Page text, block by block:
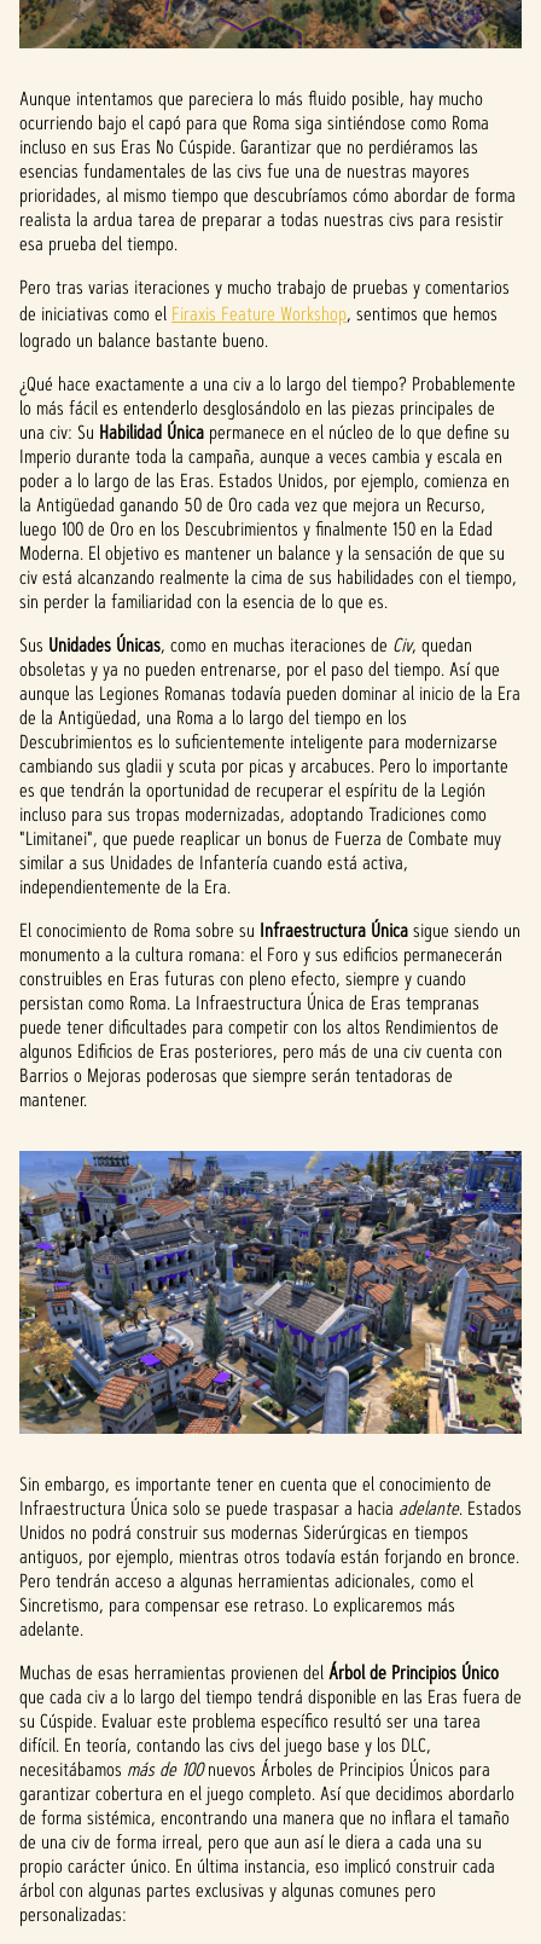
Aunque intentamos que pareciera lo más fluido posible, hay mucho
ocurriendo bajo el capó para que Roma siga sintiéndose como Roma
incluso en sus Eras No Cúspide. Garantizar que no perdiéramos las
esencias fundamentales de las civs fue una de nuestras mayores
prioridades, al mismo tiempo que descubríamos cómo abordar de forma
realista la ardua tarea de preparar a todas nuestras civs para resistir
esa prueba del tiempo.
Pero tras varias iteraciones y mucho trabajo de pruebas y comentarios
de iniciativas como el Firaxis Feature Workshop, sentimos que hemos
logrado un balance bastante bueno.
¿Qué hace exactamente a una civ a lo largo del tiempo? Probablemente
lo más fácil es entenderlo desglosándolo en las piezas principales de
una civ: Su Habilidad Única permanece en el núcleo de lo que define su
Imperio durante toda la campaña, aunque a veces cambia y escala en
poder a lo largo de las Eras. Estados Unidos, por ejemplo, comienza en
la Antigüedad ganando 50 de Oro cada vez que mejora un Recurso,
luego 100 de Oro en los Descubrimientos y finalmente 150 en la Edad
Moderna. El objetivo es mantener un balance y la sensación de que su
civ está alcanzando realmente la cima de sus habilidades con el tiempo,
sin perder la familiaridad con la esencia de lo que es.
Sus Unidades Únicas, como en muchas iteraciones de Civ, quedan
obsoletas y ya no pueden entrenarse, por el paso del tiempo. Así que
aunque las Legiones Romanas todavía pueden dominar al inicio de la Era
de la Antigüedad, una Roma a lo largo del tiempo en los
Descubrimientos es lo suficientemente inteligente para modernizarse
cambiando sus gladii y scuta por picas y arcabuces. Pero lo importante
es que tendrán la oportunidad de recuperar el espíritu de la Legión
incluso para sus tropas modernizadas, adoptando Tradiciones como
"Limitanei", que puede reaplicar un bonus de Fuerza de Combate muy
similar a sus Unidades de Infantería cuando está activa,
independientemente de la Era.
El conocimiento de Roma sobre su Infraestructura Únicasigue siendo un
monumento a la cultura romana: el Foro y sus edificios permanecerán
construibles en Eras futuras con pleno efecto, siempre y cuando
persistan como Roma. La Infraestructura Única de Eras tempranas
puede tener dificultades para competir con los altos Rendimientos de
algunos Edificios de Eras posteriores, pero más de una civ cuenta con
Barrios o Mejoras poderosas que siempre serán tentadoras de
mantener.
Sin embargo, es importante tener en cuenta que el conocimiento de
Infraestructura Única solo se puede traspasar a hacia adelante. Estados
Unidos no podrá construir sus modernas Siderúrgicas en tiempos
antiguos, por ejemplo, mientras otros todavía están forjando en bronce.
Pero tendrán acceso a algunas herramientas adicionales, como el
Sincretismo, para compensar ese retraso. Lo explicaremos más
adelante.
Muchas de esas herramientas provienen delÁrbol de Principios Único
que cada civ a lo largo del tiempo tendrá disponible en las Eras fuera de
su Cúspide. Evaluar este problema específico resultó ser una tarea
difícil. En teoría, contando las civs del juego base y los DLC,
necesitábamos más de 100nuevos Árboles de Principios Únicos para
garantizar cobertura en el juego completo. Así que decidimos abordarlo
de forma sistémica, encontrando una manera que no inflara el tamaño
de una civ de forma irreal, pero que aun así le diera a cada una su
propio carácter único. En última instancia, eso implicó construir cada
árbol con algunas partes exclusivas y algunas comunes pero
personalizadas: